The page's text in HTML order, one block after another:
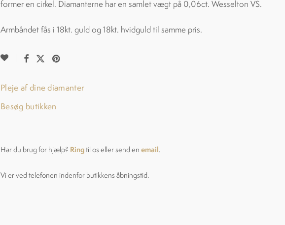
former en cirkel. Diamanterne har en samlet vægt på 0,06ct. Wesselton VS.
Armbåndet fås i 18kt. guld og 18kt. hvidguld til samme pris.
Pleje af dine diamanter
Besøg butikken
Har du brug for hjælp? Ringtil os eller send en email.
Vi er ved telefonen indenfor butikkens åbningstid.